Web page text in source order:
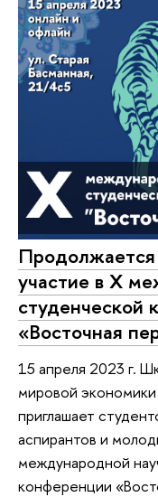
Продолжается
участие в X
студенческой
«Восточная
15 апреля 2023 г.
мировой
приглашает
аспирантов и
международной
конференции